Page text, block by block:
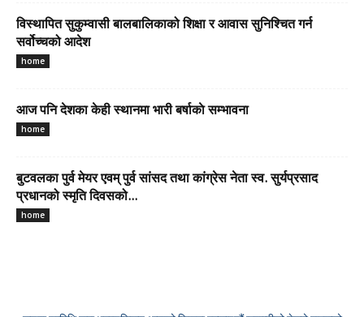
विस्थापित सुकुम्वासी बालबालिकाको शिक्षा र आवास सुनिश्चित गर्न
सर्वोच्चको आदेश
home
आज पनि देशका केही स्थानमा भारी बर्षाकाे सम्भावना
home
बुटवलका पुर्व मेयर एवम् पुर्व सांसद तथा कांग्रेस नेता स्व. सुर्यप्रसाद
प्रधानको स्मृति दिवसको...
home